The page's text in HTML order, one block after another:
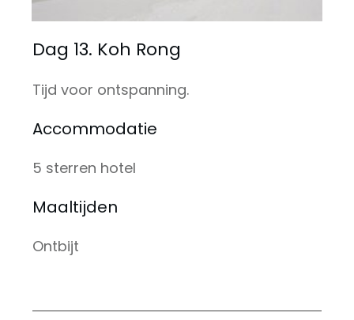
Dag 13. Koh Rong
Tijd voor ontspanning.
Accommodatie
5 sterren hotel
Maaltijden
Ontbijt